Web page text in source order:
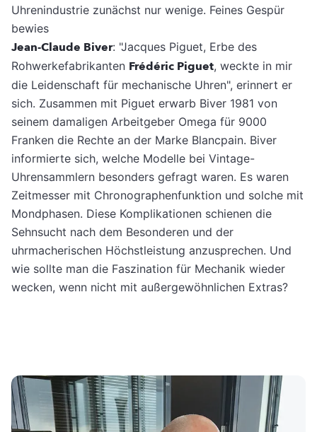
Uhrenindustrie zunächst nur wenige. Feines Gespür
bewies
Jean-Claude Biver: "Jacques Piguet, Erbe des
Rohwerkefabrikanten Frédéric Piguet, weckte in mir
die Leidenschaft für mechanische Uhren", erinnert er
sich. Zusammen mit Piguet erwarb Biver 1981 von
seinem damaligen Arbeitgeber Omega für 9000
Franken die Rechte an der Marke Blancpain. Biver
informierte sich, welche Modelle bei Vintage-
Uhrensammlern besonders gefragt waren. Es waren
Zeitmesser mit Chronographenfunktion und solche mit
Mondphasen. Diese Komplikationen schienen die
Sehnsucht nach dem Besonderen und der
uhrmacherischen Höchstleistung anzusprechen. Und
wie sollte man die Faszination für Mechanik wieder
wecken, wenn nicht mit außergewöhnlichen Extras?